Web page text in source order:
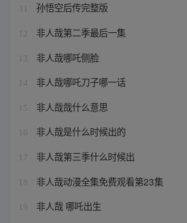
孙悟空后传完整版
12 非人哉第二季最后一集
13 非人哉哪吒侧脸
14 非人哉哪吒刀子哪一话
15 非人哉哉什么意思
16 非人哉是什么时候出的
17 非人哉第三季什么时候出
18 非人哉动漫全集免费观看第23集
19 非人哉 哪吒出生